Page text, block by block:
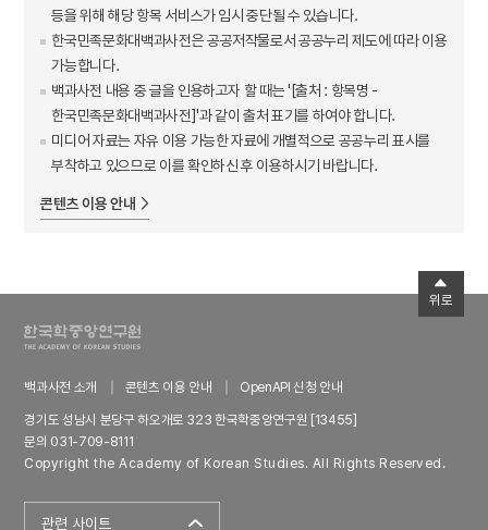
등을 위해 해당 항목 서비스가 임시 중단될 수 있습니다.
한국민족문화대백과사전은 공공저작물로서 공공누리 제도에 따라 이용
가능합니다.
백과사전 내용 중 글을 인용하고자 할 때는 '[출처 : 항목명 -
한국민족문화대백과사전]'과 같이 출처 표기를 하여야 합니다.
미디어 자료는 자유 이용 가능한 자료에 개별적으로 공공누리 표시를
부착하고 있으므로 이를 확인하신 후 이용하시기 바랍니다.
콘텐츠 이용 안내
백과사전 소개 콘텐츠 이용 안내
OpenAPI 신청 안내
경기도 성남시 분당구 하오개로 323 한국학중앙연구원 [13455]
문의 031-709-8111
Copyright the Academy of Korean Studies. All Rights Reserved.
관련 사이트
위로